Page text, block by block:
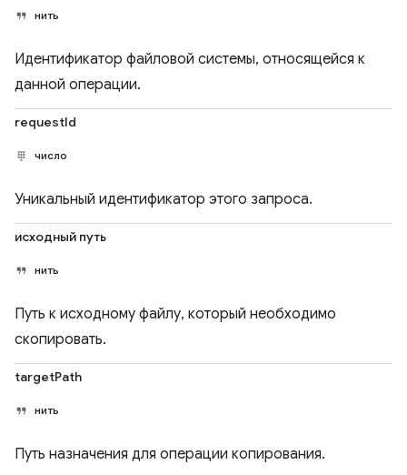
нить
Идентификатор файловой системы, относящейся к
данной операции.
requestId
число
Уникальный идентификатор этого запроса.
исходный путь
нить
Путь к исходному файлу, который необходимо
скопировать.
targetPath
нить
Путь назначения для операции копирования.